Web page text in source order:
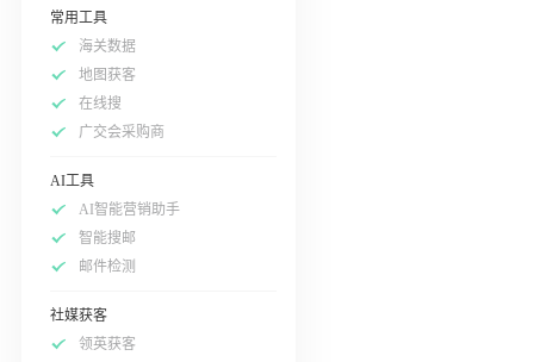
常用工具
海关数据
地图获客
在线搜
广交会采购商
AI工具
AI智能营销助手
智能搜邮
邮件检测
社媒获客
领英获客